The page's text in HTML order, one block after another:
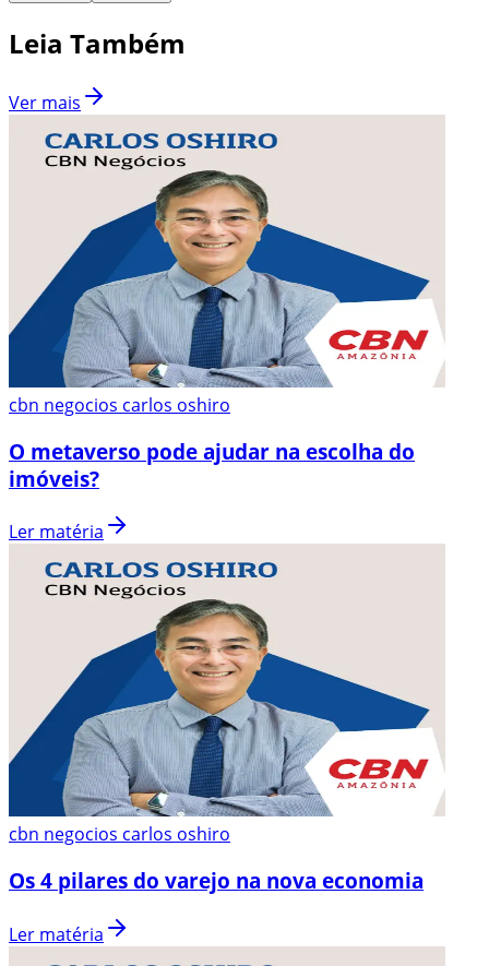
Leia Também
Ver mais
cbn negocios carlos oshiro
O metaverso pode ajudar na escolha do
imóveis?
Ler matéria
cbn negocios carlos oshiro
Os 4 pilares do varejo na nova economia
Ler matéria